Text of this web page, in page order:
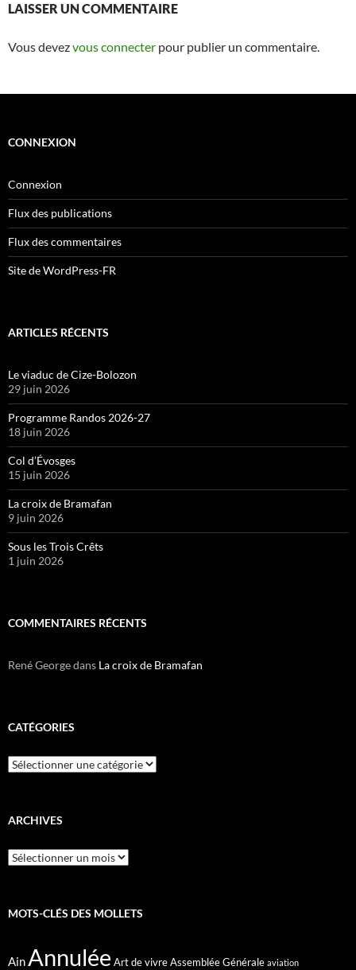
LAISSER UN COMMENTAIRE
Vous devezvous connecter pour publier un commentaire.
CONNEXION
Connexion
Flux des publications
Flux des commentaires
Site de WordPress-FR
ARTICLES RÉCENTS
Le viaduc de Cize-Bolozon
29 juin 2026
Programme Randos 2026-27
18 juin 2026
Col d’Évosges
15 juin 2026
La croix de Bramafan
9 juin 2026
Sous les Trois Crêts
1 juin 2026
COMMENTAIRES RÉCENTS
René Georgedans La croix de Bramafan
CATÉGORIES
Catégories
ARCHIVES
Archives
MOTS-CLÉS DES MOLLETS
AinAnnulée Art de vivreAssemblée Générale aviation